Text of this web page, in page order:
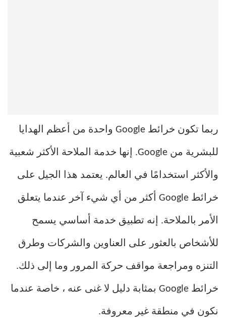
ربما تكون خرائط Google واحدة من أعظم الهدايا
للبشرية من Google. إنها خدمة الملاحة الأكثر شعبية
والأكثر استخدامًا في العالم. يعتمد هذا الجيل على
خرائط Google أكثر من أي شيء آخر عندما يتعلق
الأمر بالملاحة. إنه تطبيق خدمة أساسي يسمح
للأشخاص بالعثور على العناوين والشركات وطرق
التنزه ومراجعة مواقف حركة المرور وما إلى ذلك.
خرائط Google بمثابة دليل لا غنى عنه ، خاصة عندما
نكون في منطقة غير معروفة.